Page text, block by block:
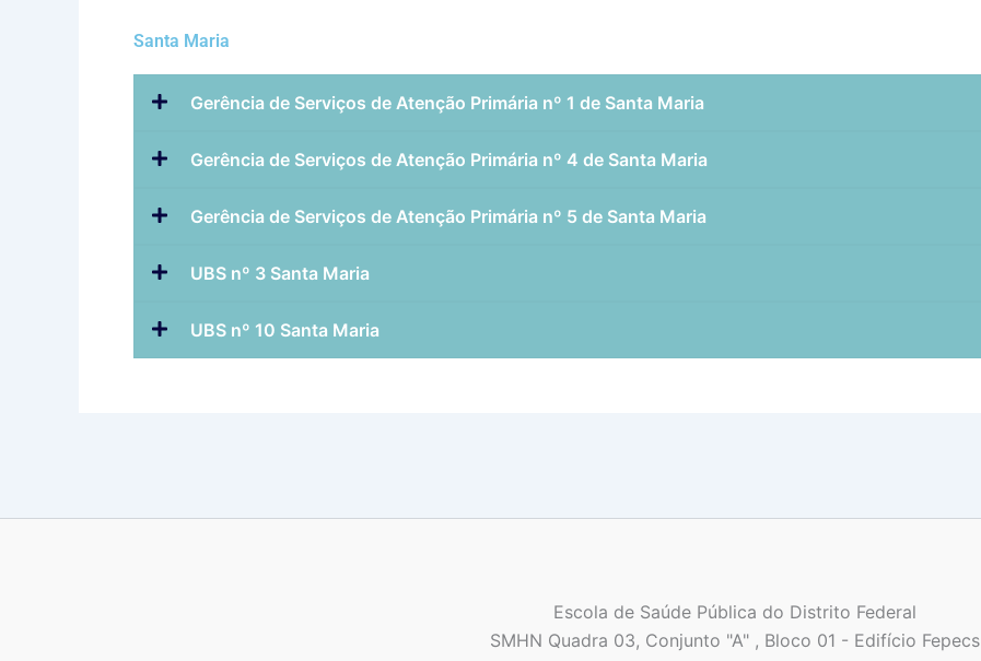
Santa Maria
Gerência de Serviços de Atenção Primária nº 1 de Santa Maria
Gerência de Serviços de Atenção Primária nº 4 de Santa Maria
Gerência de Serviços de Atenção Primária nº 5 de Santa Maria
UBS nº 3 Santa Maria
UBS nº 10 Santa Maria
Escola de Saúde Pública do Distrito Federal
SMHN Quadra 03, Conjunto "A" , Bloco 01 - Edifício Fepecs